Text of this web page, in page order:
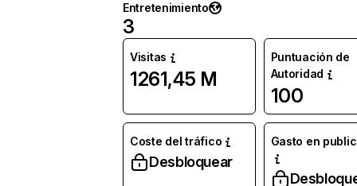
Entretenimiento
3
Visitas
1261,45 M
Puntuación de
Autoridad
100
Coste del tráfico
Desbloquear
Gasto en